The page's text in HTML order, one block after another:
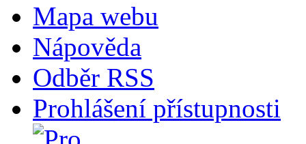
Mapa webu
Nápověda
Odběr RSS
Prohlášení přístupnosti